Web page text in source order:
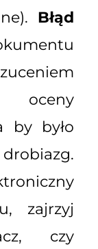
Błąd
by było
zajrzyj
czy